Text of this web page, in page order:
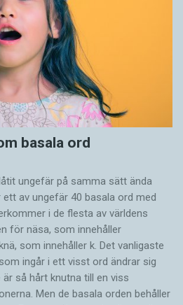
basala ord
ungefär på samma sätt ända
av ungefär 40 basala ord med
i de flesta av världens
för näsa, som innehåller
som innehåller k. Det vanligaste
ingår i ett visst ord ändrar sig
så hårt knutna till en viss
Men de basala orden behåller